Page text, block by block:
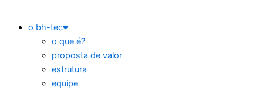
o bh-tec
o que é?
proposta de valor
estrutura
equipe